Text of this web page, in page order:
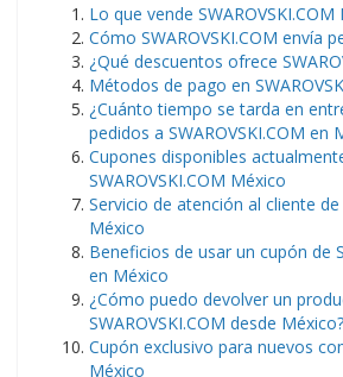
Lo que vende SWAROVSKI.COM
Cómo SWAROVSKI.COM envía
¿Qué descuentos ofrece
Métodos de pago en
¿Cuánto tiempo se tarda en
pedidos a SWAROVSKI.COM en
Cupones disponibles
SWAROVSKI.COM México
Servicio de atención al cliente de
México
Beneficios de usar un cupón de
en México
¿Cómo puedo devolver un
SWAROVSKI.COM desde México?
Cupón exclusivo para nuevos
México